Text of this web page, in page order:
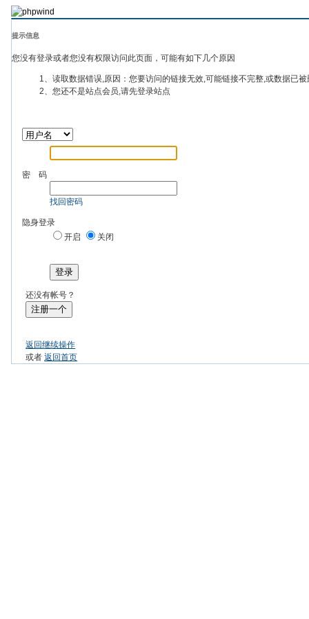
提示信息
您没有登录或者您没有权限访问此页面，可能有如下几个原因
1、读取数据错误,原因：您要访问的链接无效,可能链接不完整,或数据已
2、您还不是站点会员,请先登录站点
密 码
找回密码
隐身登录
开启
关闭
登录
还没有帐号？
注册一个
返回继续操作
或者返回首页